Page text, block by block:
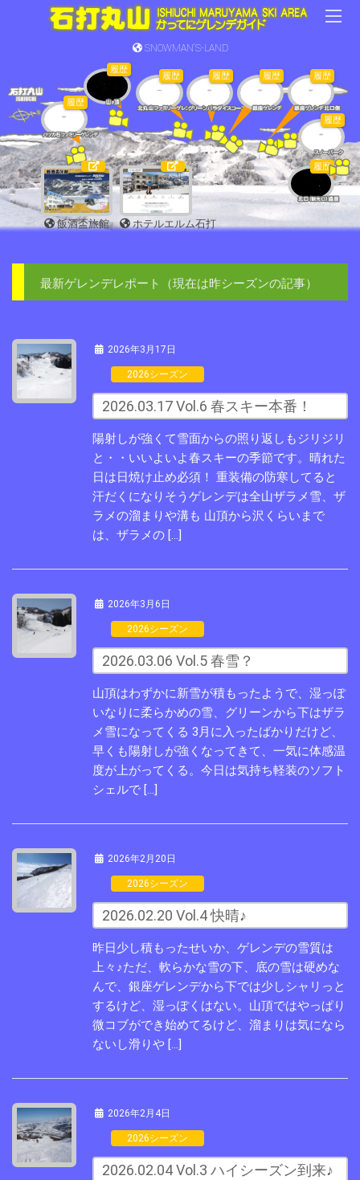
SNOWMAN'S-LAND
履歴
履歴
履歴 履歴 履歴 履歴
履歴
履歴
飯酒盃旅館 ホテルエルム石打
最新ゲレンデレポート（現在は昨シーズンの記事）
2026年3月17日
2026シーズン
2026.03.17 Vol.6 春スキー本番！
陽射しが強くて雪面からの照り返しもジリジリ
と・・いいよいよ春スキーの季節です。晴れた
日は日焼け止め必須！ 重装備の防寒してると
汗だくになりそうゲレンデは全山ザラメ雪、ザ
ラメの溜まりや溝も 山頂から沢くらいまで
は、ザラメの […]
2026年3月6日
2026シーズン
2026.03.06 Vol.5 春雪？
山頂はわずかに新雪が積もったようで、湿っぽ
いなりに柔らかめの雪、グリーンから下はザラ
メ雪になってくる 3月に入ったばかりだけど、
早くも陽射しが強くなってきて、一気に体感温
度が上がってくる。今日は気持ち軽装のソフト
シェルで […]
2026年2月20日
2026シーズン
2026.02.20 Vol.4 快晴♪
昨日少し積もったせいか、ゲレンデの雪質は
上々♪ただ、軟らかな雪の下、底の雪は硬めな
んで、銀座ゲレンデから下では少しシャリっと
するけど、湿っぽくはない。山頂ではやっぱり
微コブができ始めてるけど、溜まりは気になら
ないし滑りや […]
2026年2月4日
2026シーズン
2026.02.04 Vol.3 ハイシーズン到来♪